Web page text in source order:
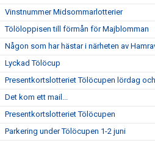
Vinstnummer Midsommarlotterier
Tölöloppisen till förmån för Majblomman
Någon som har hästar i närheten av
Lyckad Tölöcup
Presentkortslotteriet Tölöcupen lördag
Det kom ett mail...
Presentkortslotteriet Tölöcupen
Parkering under Tölöcupen 1-2 juni